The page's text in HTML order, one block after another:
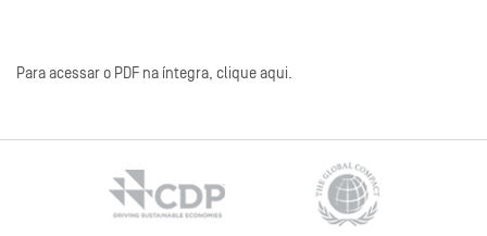
Para acessar o PDF na íntegra, clique aqui.